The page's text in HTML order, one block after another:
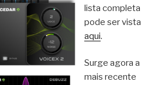
lista completa
pode ser vista
aqui.
Surge agora a
mais recente